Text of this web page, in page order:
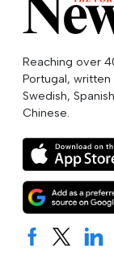
Reaching over
Portugal, written
Swedish,
Chinese.